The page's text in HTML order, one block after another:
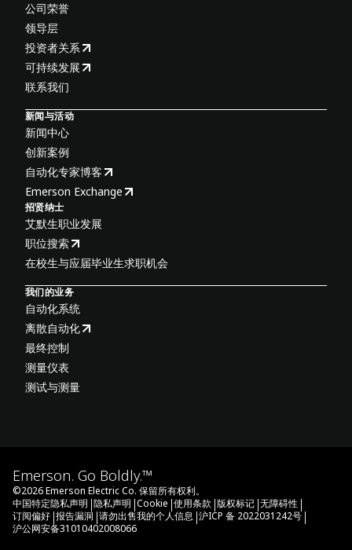
公司荣誉
领导层
投资者关系
可持续发展
联系我们
新闻与活动
新闻中心
创新案例
自动化专家博客
Emerson Exchange
招贤纳士
艾默生职业发展
职位搜索
在校生与应届毕业生求职机会
我们的业务
自动化系统
离散自动化
最终控制
测量仪表
测试与测量
Emerson. Go Boldly.™
©2026Emerson Electric Co. 保留所有权利。
中国特定隐私声明 |隐私声明 |Cookie |使用条款 |版权标记 |无障碍性 |
订阅偏好 |报告漏洞 |请勿出售我的个人信息 |沪ICP 备 2022031242号 |
沪公网安备31010402008066